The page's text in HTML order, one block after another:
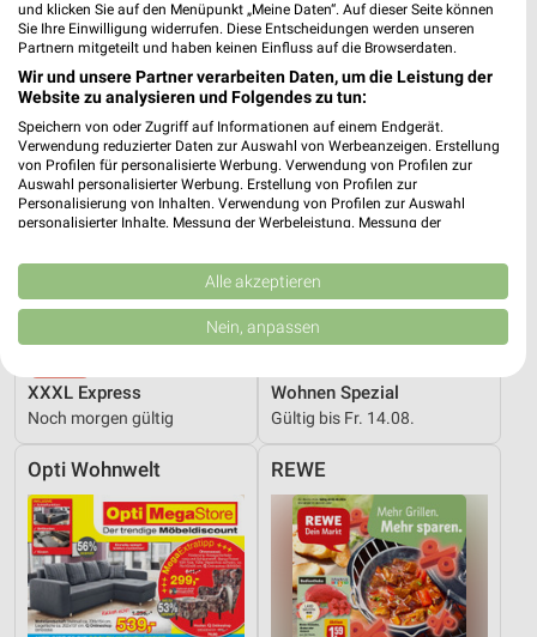
XXXLutz
XXXL Express
Noch morgen gültig
XXXLutz
Wohnen Spezial
Gültig bis Fr. 14.08.
Opti Wohnwelt REWE
und klicken Sie auf den Menüpunkt „Meine Daten“. Auf dieser Seite können
Sie Ihre Einwilligung widerrufen. Diese Entscheidungen werden unseren
Partnern mitgeteilt und haben keinen Einfluss auf die Browserdaten.
Wir und unsere Partner verarbeiten Daten, um die Leistung der
Website zu analysieren und Folgendes zu tun:
Speichern von oder Zugriff auf Informationen auf einem Endgerät.
Verwendung reduzierter Daten zur Auswahl von Werbeanzeigen. Erstellung
von Profilen für personalisierte Werbung. Verwendung von Profilen zur
Auswahl personalisierter Werbung. Erstellung von Profilen zur
Personalisierung von Inhalten. Verwendung von Profilen zur Auswahl
personalisierter Inhalte. Messung der Werbeleistung. Messung der
Kombinationen von Daten aus verschiedenen Quellen. Entwicklung und
Verbesserung der Angebote. Verwendung reduzierter Daten zur Auswahl
von Inhalten.
Daten können außerhalb der Europäischen Union weitergegeben und in die
USA gesendet werden.
Website/App.
Partnerliste anzeigen (1 IAB-Anbieter)
IAB-Verarbeitungszwecke:
Speichern von oder Zugriff auf Informationen
auf einem Endgerät
Verwendung reduzierter Daten zur Auswahl von
Werbeanzeigen
Alle akzeptieren
Nein, anpassen